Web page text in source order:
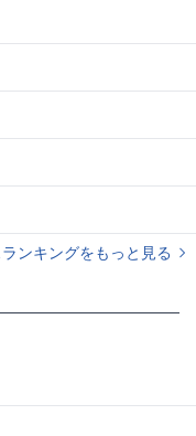
ンキングをもっと見る